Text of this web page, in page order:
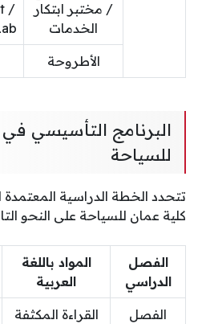
/ مختبر ابتكار
الخدمات
/
الأطروحة
البرنامج التأسيسي في
للسياحة
تتحدد الخطة الدراسية
كلية عمان للسياحة على النحو
الفصل
الدراسي
المواد باللغة
العربية
الفصل
القراءة المكثفة